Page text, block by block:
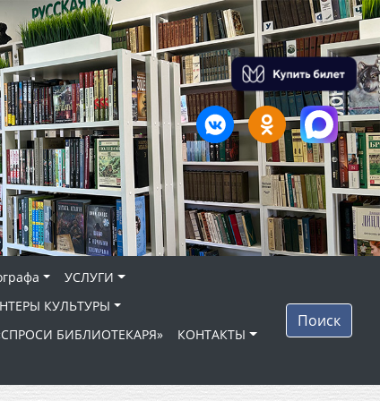
УСЛУГИ
КУЛЬТУРЫ
БИБЛИОТЕКАРЯ» КОНТАКТЫ
Поиск